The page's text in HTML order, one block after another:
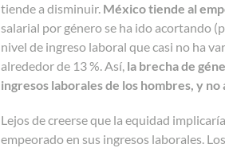
tiende a disminuir. México tiende al
salarial por género se ha ido acortando
nivel de ingreso laboral que casi no ha
alrededor de 13 %. Así, la brecha de
ingresos laborales de los hombres, y
Lejos de creerse que la equidad
empeorado en sus ingresos laborales.